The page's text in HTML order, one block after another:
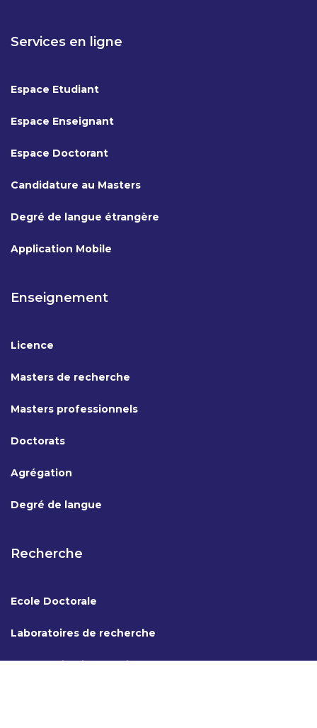
Services en ligne
Espace Etudiant
Espace Enseignant
Espace Doctorant
Candidature au Masters
Degré de langue étrangère
Application Mobile
Enseignement
Licence
Masters de recherche
Masters professionnels
Doctorats
Agrégation
Degré de langue
Recherche
Ecole Doctorale
Laboratoires de recherche
Coopération internationale